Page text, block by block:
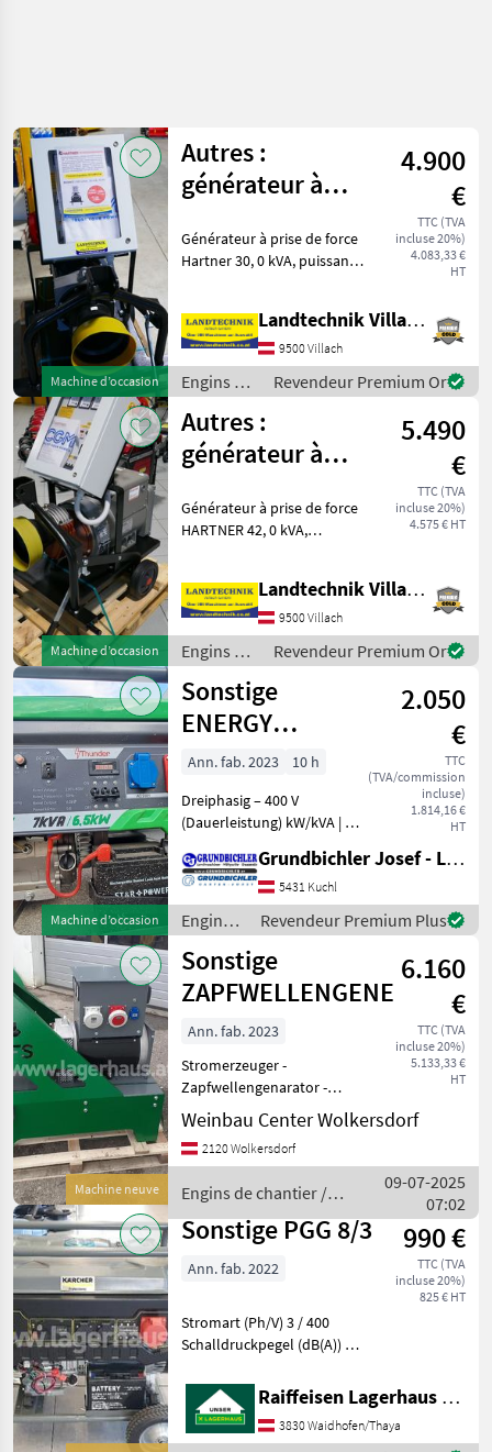
Machine d’occasion
Autres :
générateur à
Hartner 30 kVA
4.900
€
TTC (TVA
incluse 20%)
4.083,33 €
HT
Générateur à prise de force
Hartner 30, 0 kVA, puissance
vitesse de rotation lente : 1
500 tours par minute, avec r
Landtechnik Villach GmbH
9500 Villach
Engins de
chantier /
Sonstige
Revendeur Premium Or
Machine d’occasion
Autres :
générateur à
Hartner 42,0 kVA
5.490
€
TTC (TVA
incluse 20%)
4.575 € HT
Générateur à prise de force
HARTNER 42, 0 kVA,
rotation lente : 1 500
tr/min, régulation AVR
incluse, poids : 410
Landtechnik Villach GmbH
9500 Villach
Engins de
chantier /
Sonstige
Revendeur Premium Or
Machine d’occasion
Sonstige
ENERGY
Thunder
T7000TE
2.050
€
TTC
(TVA/commission
incluse)
1.814,16 €
HT
Ann. fab. 2023
10 h
Dreiphasig – 400 V
(Dauerleistung) kW/kVA | 5,
Spannung Volt | 230 V / 400
V Frequenz Hz | 50 Motor
Hersteller | Energy
Kraftstoff | Benzin
Grundbichler Josef - Landmaschinen
5431 Kuchl
Engins
de
chantier
/
Sonstige
Revendeur Premium Plus
Machine neuve
Sonstige
ZAPFWELLENGENERATOR
6.160
€
TTC (TVA
incluse 20%)
5.133,33 €
HT
Ann. fab. 2023
Stromerzeuger -
Zapfwellengenarator -
Strom - Traktor - leistung
27, 5 Kva - erfolrderliche PS:
50PS Preis ist exkl.
Zapfwellengeneratoren sin
Weinbau Center Wolkersdorf
2120 Wolkersdorf
Engins de chantier /
Sonstige
09-07-2025
07:02
Sonstige PGG 8/3 990 €
TTC (TVA
incluse 20%)
825 € HT
Ann. fab. 2022
Stromart (Ph/V) 3 / 400
Schalldruckpegel (dB(A)) 76
Nennleistung (Drehstrom)
(kW) 7 Leistung (kW) 2, 5
Leistung (Drehstrom) (kW)
Raiffeisen Lagerhaus Waidhofen/Thaya
3830 Waidhofen/Thaya